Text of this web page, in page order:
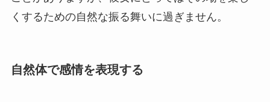
くするための自然な振る舞いに過ぎません。
自然体で感情を表現する